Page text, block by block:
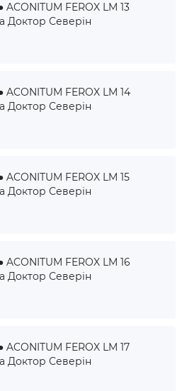
FEROX LM 13
Доктор Северін
FEROX LM 14
Доктор Северін
FEROX LM 15
Доктор Северін
FEROX LM 16
Доктор Северін
FEROX LM 17
Доктор Северін